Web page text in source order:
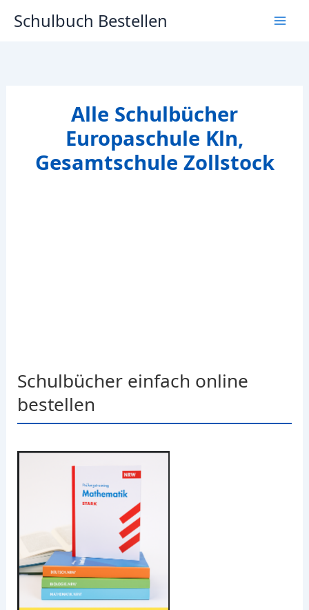
InhaltSchulbuch Bestellen
Alle Schulbücher
Europaschule Kln,
Gesamtschule Zollstock
Schulbücher einfach online
bestellen